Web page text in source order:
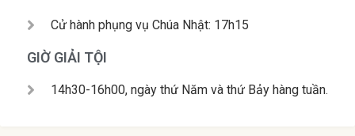
Cử hành phụng vụ Chúa Nhật: 17h15
GIỜ GIẢI TỘI
14h30-16h00, ngày thứ Năm và thứ Bảy hàng tuần.